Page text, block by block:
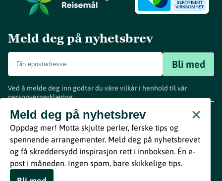
Meld deg på nyhetsbrev
Bli med
Ved å melde deg inn godtar du våre vilkår i henhold til vår
personvernerklæring.
Meld deg på nyhetsbrev
Oppdag mer! Motta skjulte perler, ferske tips og
spennende arrangementer. Meld deg på nyhetsbrevet
og få skreddersydd inspirasjon rett i innboksen. Én e-
post i måneden. Ingen spam, bare skikkelige tips.
www.visitvestfold.com
Turistinformasjon
Vestfold Fylkeskommune
ByBreakfast